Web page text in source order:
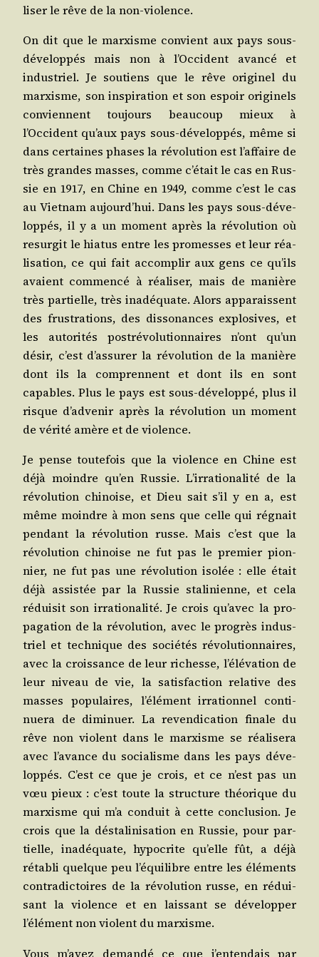
li­ser le rêve de la non-violence.
On dit que le mar­xisme convient aux pays sous-
déve­lop­pés mais non à l’Occident avan­cé et
indus­triel. Je sou­tiens que le rêve ori­gi­nel du
mar­xisme, son ins­pi­ra­tion et son espoir ori­gi­nels
conviennent tou­jours beau­coup mieux à
l’Occident qu’aux pays sous-déve­lop­pés, même si
dans cer­taines phases la révo­lu­tion est l’affaire de
très grandes masses, comme c’était le cas en Rus­
sie en 1917, en Chine en 1949, comme c’est le cas
au Viet­nam aujourd’hui. Dans les pays sous-déve­
lop­pés, il y a un moment après la révo­lu­tion où
resur­git le hia­tus entre les pro­messes et leur réa­
li­sa­tion, ce qui fait accom­plir aux gens ce qu’ils
avaient com­men­cé à réa­li­ser, mais de manière
très par­tielle, très inadé­quate. Alors appa­raissent
des frus­tra­tions, des dis­so­nances explo­sives, et
les auto­ri­tés post­ré­vo­lu­tion­naires n’ont qu’un
désir, c’est d’assurer la révo­lu­tion de la manière
dont ils la com­prennent et dont ils en sont
capables. Plus le pays est sous-déve­lop­pé, plus il
risque d’advenir après la révo­lu­tion un moment
de véri­té amère et de violence.
Je pense tou­te­fois que la vio­lence en Chine est
déjà moindre qu’en Rus­sie. L’irrationalité de la
révo­lu­tion chi­noise, et Dieu sait s’il y en a, est
même moindre à mon sens que celle qui régnait
pen­dant la révo­lu­tion russe. Mais c’est que la
révo­lu­tion chi­noise ne fut pas le pre­mier pion­
nier, ne fut pas une révo­lu­tion iso­lée : elle était
déjà assis­tée par la Rus­sie sta­li­nienne, et cela
rédui­sit son irra­tio­na­li­té. Je crois qu’avec la pro­
pa­ga­tion de la révo­lu­tion, avec le pro­grès indus­
triel et tech­nique des socié­tés révo­lu­tion­naires,
avec la crois­sance de leur richesse, l’élévation de
leur niveau de vie, la satis­fac­tion rela­tive des
masses popu­laires, l’élément irra­tion­nel conti­
nue­ra de dimi­nuer. La reven­di­ca­tion finale du
rêve non violent dans le mar­xisme se réa­li­se­ra
avec l’avance du socia­lisme dans les pays déve­
lop­pés. C’est ce que je crois, et ce n’est pas un
vœu pieux : c’est toute la struc­ture théo­rique du
mar­xisme qui m’a conduit à cette conclu­sion. Je
crois que la désta­li­ni­sa­tion en Rus­sie, pour par­
tielle, inadé­quate, hypo­crite qu’elle fût, a déjà
réta­bli quelque peu l’équilibre entre les élé­ments
contra­dic­toires de la révo­lu­tion russe, en rédui­
sant la vio­lence et en lais­sant se déve­lop­per
l’élément non violent du marxisme.
Vous m’avez deman­dé ce que j’entendais par